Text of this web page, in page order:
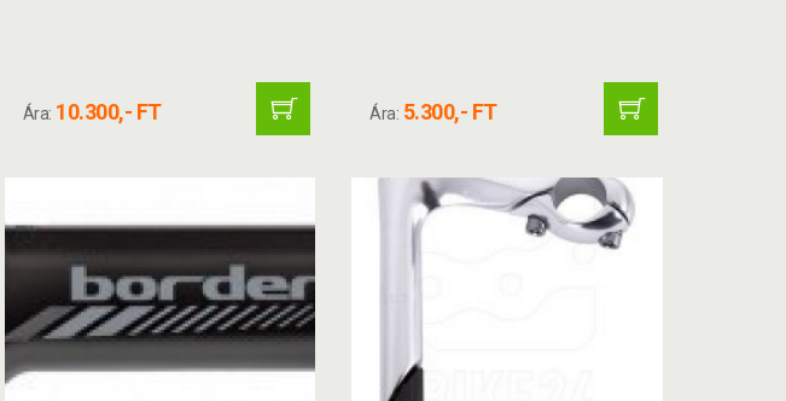
Ára: 10.300,- FT Ára: 5.300,- FT